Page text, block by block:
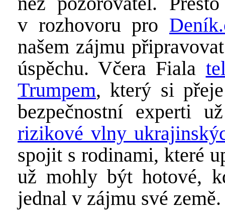
v rozhovoru pro
našem zájmu
úspěchu. Včera Fiala
Trumpem, který si
bezpečnostní experti
rizikové vlny
spojit s rodinami, které
už mohly být hotové,
jednal v zájmu své země.